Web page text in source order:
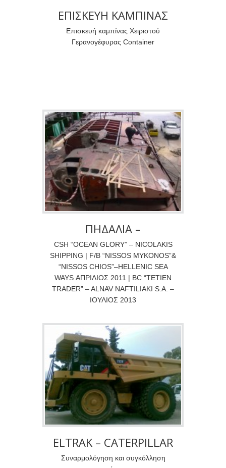
ΕΠΙΣΚΕΥΗ ΚΑΜΠΙΝΑΣ
Επισκευή καμπίνας Χειριστού
Γερανογέφυρας Container
ΠΗΔΑΛΙΑ –
ΣΤΑΜΠΙΛΑΙΖΕΡ
CSH “OCEAN GLORY” – NICOLAKIS
SHIPPING | F/B “NISSOS MYKONOS”&
“NISSOS CHIOS”–HELLENIC SEA
WAYS ΑΠΡΙΛΙΟΣ 2011 | BC “TETIEN
TRADER” – ALNAV NAFTILIAKI S.A. –
ΙΟΥΛΙΟΣ 2013
ELTRAK – CATERPILLAR
Συναρμολόγηση και συγκόλληση